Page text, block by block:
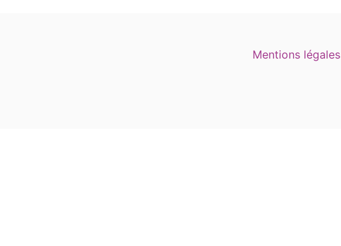
Mentions légales